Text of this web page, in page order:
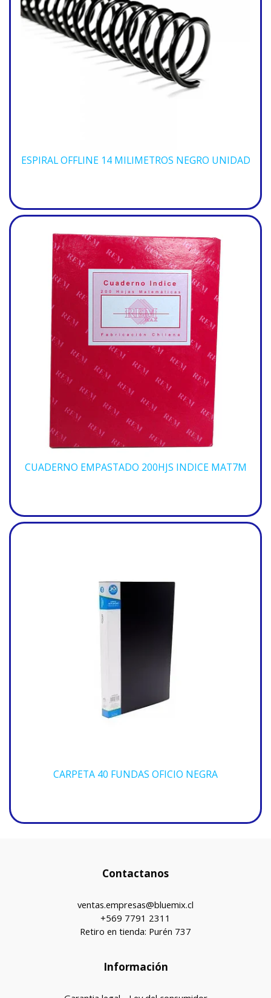
ESPIRAL OFFLINE 14 MILIMETROS NEGRO UNIDAD
CUADERNO EMPASTADO 200HJS INDICE MAT7M
CARPETA 40 FUNDAS OFICIO NEGRA
Contactanos
ventas.empresas@bluemix.cl
+569 7791 2311
Retiro en tienda: Purén 737
Información